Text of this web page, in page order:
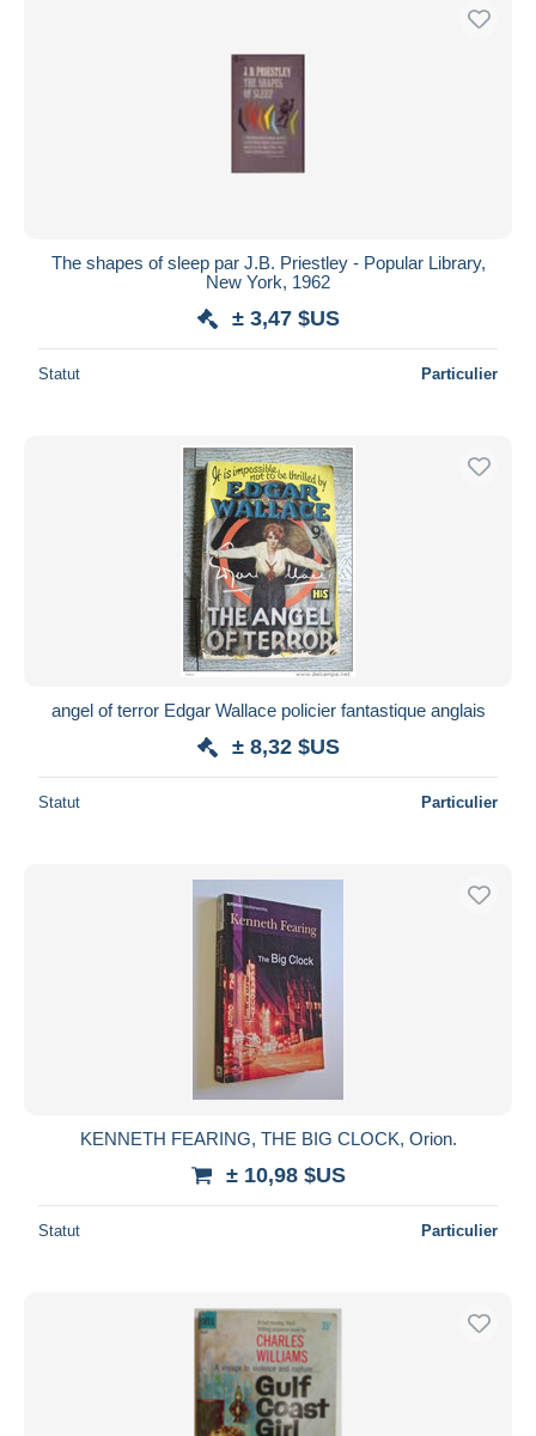
The shapes of sleep par J.B. Priestley - Popular Library,
New York, 1962
± 3,47 $US
Statut Particulier
angel of terror Edgar Wallace policier fantastique anglais
± 8,32 $US
Statut Particulier
KENNETH FEARING, THE BIG CLOCK, Orion.
± 10,98 $US
Statut Particulier